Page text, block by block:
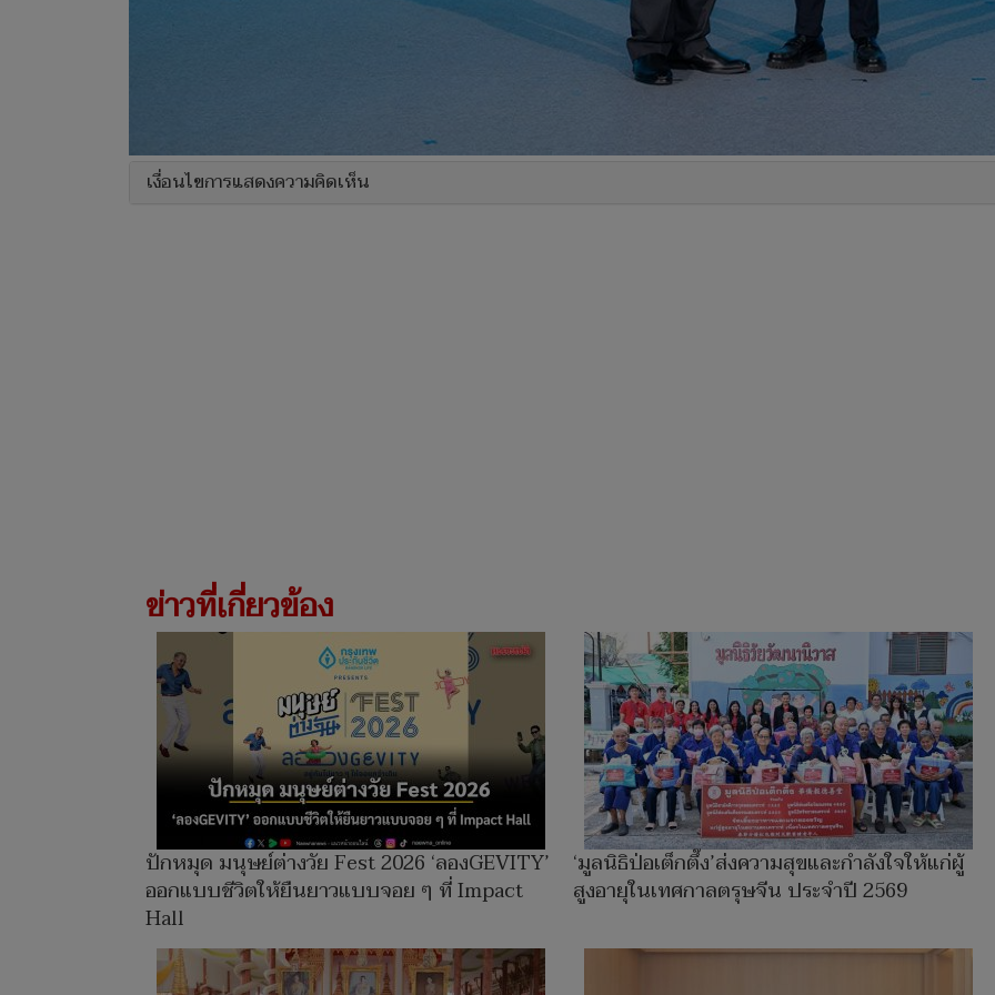
เงื่อนไขการแสดงความคิดเห็น
ข่าวที่เกี่ยวข้อง
ปักหมุด มนุษย์ต่างวัย Fest 2026 ‘ลองGEVITY’
ออกแบบชีวิตให้ยืนยาวแบบจอย ๆ ที่ Impact
Hall
‘มูลนิธิป่อเต็กตึ๊ง’ส่งความสุขและกำลังใจให้แก่ผู้
สูงอายุในเทศกาลตรุษจีน ประจำปี 2569